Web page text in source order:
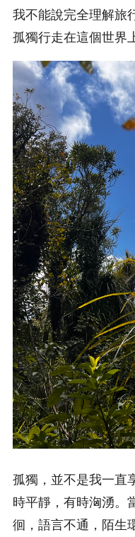
我不能說完全理解旅
孤獨行走在這個世界
孤獨，並不是我一直
時平靜，有時洶湧。
徊，語言不通，陌生